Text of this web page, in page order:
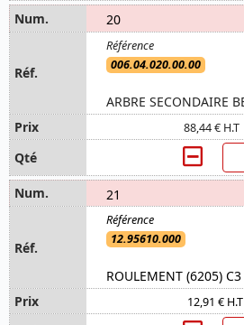
20
006.04.020.00.00
ARBRE SECONDAIRE
88,44 € H.T
21
12.95610.000
ROULEMENT (6205) C3
12,91 € H.T